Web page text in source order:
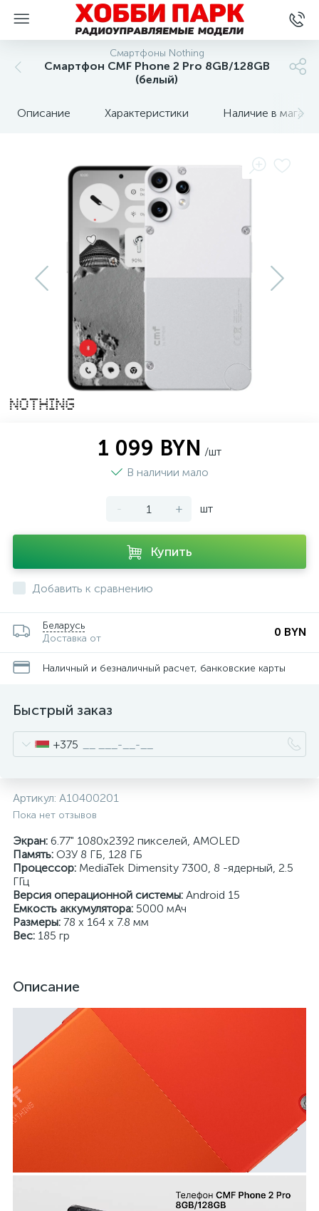
Смартфоны Nothing
Смартфон CMF Phone 2 Pro 8GB/128GB
(белый)
Описание Характеристики Наличие в
1 099 BYN /шт
В наличии мало
- + шт
Купить
Добавить к сравнению
Беларусь
Доставка от
0 BYN
Наличный и безналичный расчет, банковские карты
Быстрый заказ
+375
Артикул: A10400201
Пока нет отзывов
Экран: 6.77" 1080x2392 пикселей, AMOLED
Память: ОЗУ 8 ГБ, 128 ГБ
Процессор: MediaTek Dimensity 7300, 8 -ядерный, 2.5
ГГц
Версия операционной системы: Android 15
Емкость аккумулятора: 5000 мАч
Размеры: 78 x 164 x 7.8 мм
Вес: 185 гр
Описание